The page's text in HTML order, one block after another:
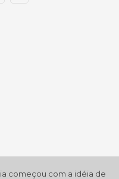
começou com a idéia de